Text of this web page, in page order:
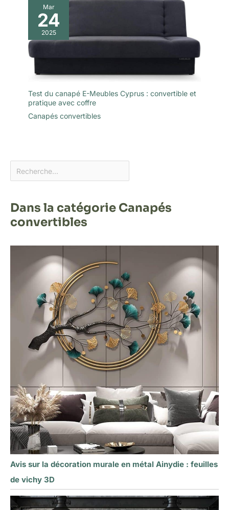
n'hésitez pas à nous
contacter et nous vous
répondrons amicalement
Contenu : 2 coussins de
siège, 2 coussins de
pieds en bois massif, 4
Mar
24
2025
Test du canapé E-Meubles Cyprus : convertible et
pratique avec coffre
Canapés convertibles
Dans la catégorie Canapés
convertibles
Avis sur la décoration murale en métal Ainydie : feuilles
de vichy 3D